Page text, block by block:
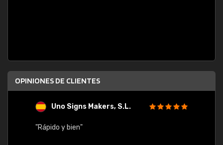
OPINIONES DE CLIENTES
Uno Signs Makers, S.L.
"Rápido y bien"